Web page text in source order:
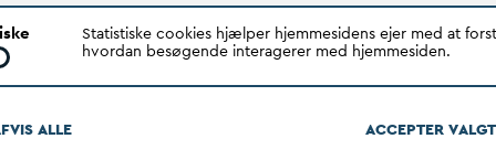
får ajourført information om
som samtidig giver unikke muligheder for
borgerne på en måde, hvor de bedre forstår det
grundlag og processen. Dette vil optimere det
Statistiske cookies hjælper hjemmesidens ejer med at
hvordan besøgende interagerer med hjemmesiden.
ALLE ACCEPTERV